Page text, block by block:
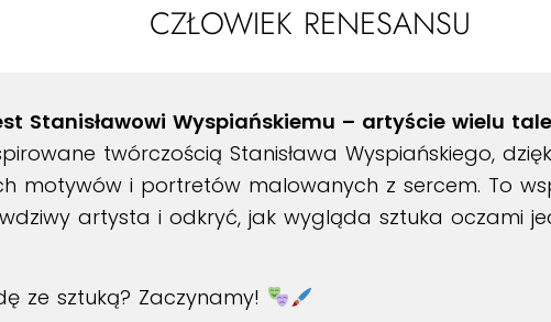
CZŁOWIEK RENESANSU
Stanisławowi Wyspiańskiemu – artyście wielu
twórczością Stanisława Wyspiańskiego,
motywów i portretów malowanych z sercem. To
artysta i odkryć, jak wygląda sztuka oczami
ze sztuką? Zaczynamy!